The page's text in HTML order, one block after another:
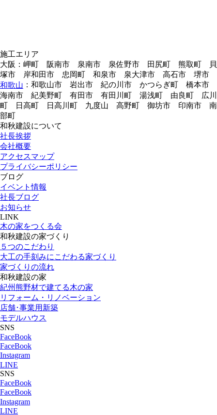
施工エリア
大阪：岬町 阪南市 泉南市 泉佐野市 田尻町 熊取町 貝
塚市 岸和田市 忠岡町 和泉市 泉大津市 高石市 堺市
和歌山 ：和歌山市 岩出市 紀の川市 かつらぎ町 橋本市
海南市 紀美野町 有田市 有田川町 湯浅町 由良町 広川
町 日高町 日高川町 九度山 高野町 御坊市 印南市 南
部町
和秋建設について
社長挨拶
会社概要
アクセスマップ
プライバシーポリシー
ブログ
イベント情報
社長ブログ
お知らせ
LINK
木の家をつくる会
和秋建設の家づくり
５つのこだわり
大工の手刻みにこだわる家づくり
家づくりの流れ
和秋建設の家
紀州熊野材で建てる木の家
リフォーム・リノベーション
店舗･事業用新築
モデルハウス
SNS
FaceBook
FaceBook
Instagram
LINE
SNS
FaceBook
FaceBook
Instagram
LINE